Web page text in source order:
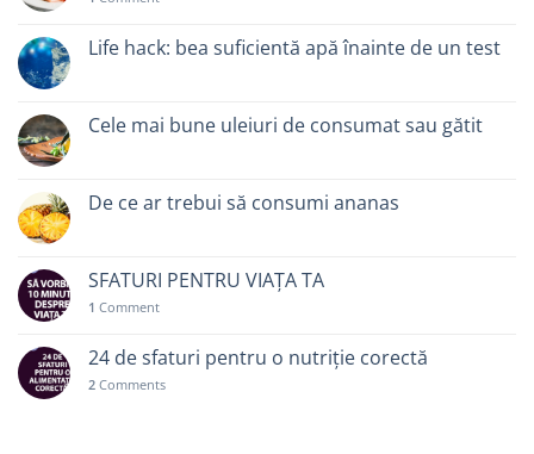
Life hack: bea suficientă apă înainte de un test
Cele mai bune uleiuri de consumat sau gătit
De ce ar trebui să consumi ananas
SFATURI PENTRU VIAȚA TA
1 Comment
24 de sfaturi pentru o nutriție corectă
2 Comments